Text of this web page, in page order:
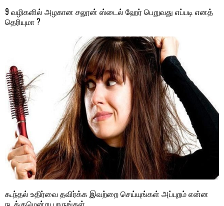
9 வழிகளில் அழகான சலூன் ஸ்டைல் ஹேர் பெறுவது எப்படி எனத்
தெரியுமா ?
கூந்தல் உதிர்வை தவிர்க்க இவற்றை செய்யுங்கள் அப்புறம் என்ன
நடக்குமென்று பாருங்கள்